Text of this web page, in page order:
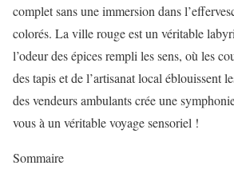
complet sans une immersion dans
colorés. La ville rouge est un véritable
l’odeur des épices rempli les sens, où les
des tapis et de l’artisanat local éblouissent
des vendeurs ambulants crée une
vous à un véritable voyage sensoriel !
Sommaire